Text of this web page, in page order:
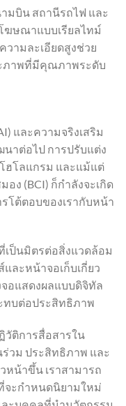
มบิน สถานีรถไฟ และ
ฆษณาแบบเรียลไทม์
วามละเอียดสูงช่วย
ภาพที่มีคุณภาพระดับ
และความจริงเสริม
าต่อไป การปรับแต่ง
ฮโลแกรม และแม้แต่
ง (BCI) ก็กำลังจะเกิด
โต้ตอบของเรากับหน้า
ป็นมิตรต่อสิ่งแวดล้อม
ละหน้าจอเก็บเกี่ยว
อแสดงผลแบบดิจิทัล
ทบต่อประสิทธิภาพ
วัติการสื่อสารใน
วม ประสิทธิภาพ และ
หน้าขึ้น เราสามารถ
จะกำหนดนิยามใหม่